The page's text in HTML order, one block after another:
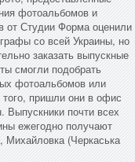
фотоальбомов и
от Студии Форма оценили
со всей Украины, но
заказать выпускные
смогли подобрать
фотоальбомов или
того, пришли они в офис
Выпускники почти всех
ежегодно получают
(Черкаська